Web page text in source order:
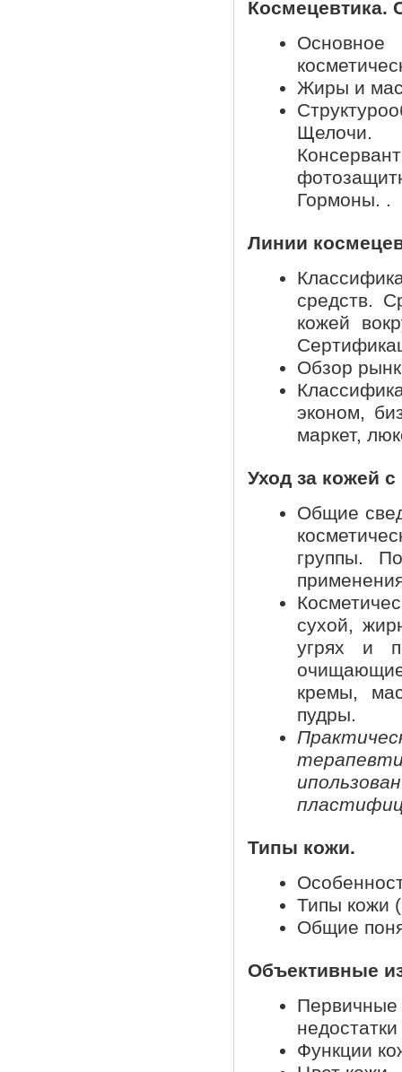
Космецевтика.
Жиры и
Щелочи.
Гормоны. .
Линии
средств.
кожей
Обзор
эконом,
маркет,
Уход за кожей
Общие
группы.
сухой,
угрях и
кремы,
пудры.
Типы кожи.
Типы кожи
Общие
Объективные
Первичные
Функции